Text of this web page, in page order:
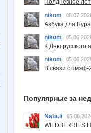
Полдневное
nikom
Азбука для
nikom
К Дню русского
nikom
В связи с пмэф-
Популярные за
Nata.li